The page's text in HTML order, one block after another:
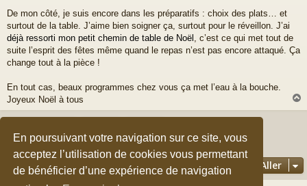
En poursuivant votre navigation sur ce site, vous
acceptez l’utilisation de cookies vous permettant
de bénéficier d’une expérience de navigation
De mon côté, je suis encore dans les préparatifs : choix des plats… et
surtout de la table. J’aime bien soigner ça, surtout pour le réveillon. J’ai
déjà ressorti mon petit chemin de table de Noël
, c’est ce qui met tout de
suite l’esprit des fêtes même quand le repas n’est pas encore attaqué. Ça
change tout à la pièce !
En tout cas, beaux programmes chez vous ça met l’eau à la bouche.
Joyeux Noël à tous
a
10 messages • Page1sur1
Aller